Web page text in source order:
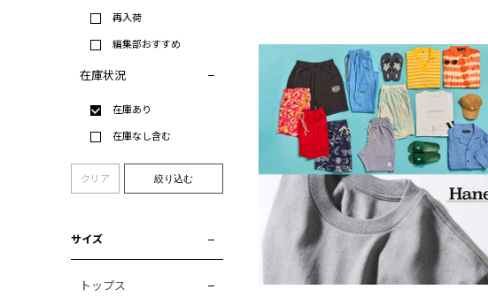
再入荷
編集部おすすめ
在庫状況
在庫あり
在庫なし含む
クリア 絞り込む
サイズ
トップス